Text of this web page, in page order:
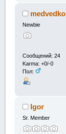
medvedko
Newbie
Сообщений: 24
Karma: +0/-0
Пол:
Igor
Sr. Member